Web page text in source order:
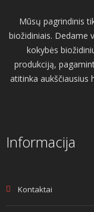
Mūsų pagrindinis
biožidiniais. Dedame
kokybės
produkciją,
atitinka aukščiausius
Informacija
Kontaktai